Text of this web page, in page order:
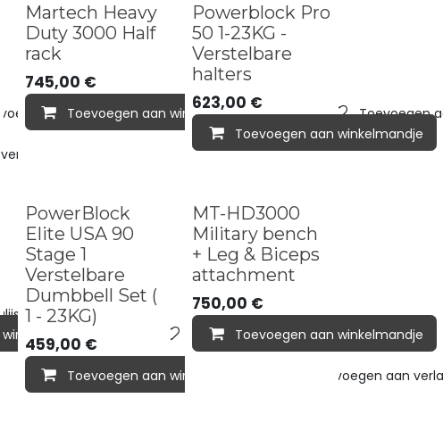
aan verlanglijst
Martech Heavy
Duty 3000 Half
rack
745,00 €
Toevoegen aan winkelmandje Toevoegen
Best seller
Powerblock Pro
50 1-23KG -
Verstelbare
halters
623,00 €
Toevoegen aan winkelmandje
aan verlanglijst Toevoegen aan verlanglijst
PowerBlock
Elite USA 90
Stage 1
Verstelbare
Dumbbell Set (
1 - 23KG)
459,00 €
Toevoegen aan winkelmandje Toevoegen aan
MT-HD3000
Military bench
+ Leg & Biceps
attachment
750,00 €
Toevoegen aan winkelmandje